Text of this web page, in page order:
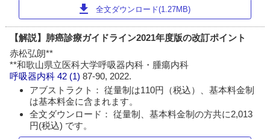
download 全文ダウンロード(1.27MB)
【解説】肺癌診療ガイドライン2021年度版の改訂ポイント
赤松弘朗**
**和歌山県立医科大学呼吸器内科・腫瘍内科
呼吸器内科 42 (1)87-90, 2022.
アブストラクト： 従量制は110円（税込）、基本料金制
は基本料金に含まれます。
全文ダウンロード： 従量制、基本料金制の方共に2,013
円(税込) です。